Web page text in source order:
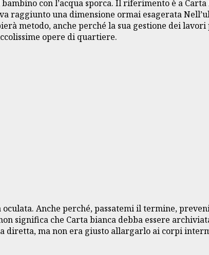
con l’acqua sporca. Il riferimento è a
raggiunto una dimensione ormai esagerata
metodo, anche perché la sua gestione dei
opere di quartiere.
Anche perché, passatemi il termine,
significa che Carta bianca debba essere
ma non era giusto allargarlo ai corpi